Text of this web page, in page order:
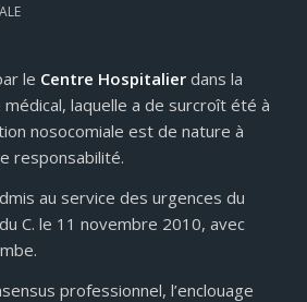
le Centre Hospitalierdans la
médical, laquelle a de surcroît été à
nosocomiale est de nature à
responsabilité.
au service des urgences du
C. le 11 novembre 2010, avec
professionnel, l’enclouage